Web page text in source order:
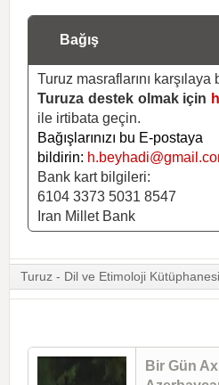
Bağış
Turuz masraflarını
Turuza destek olmak için
ile irtibata geçin.
Bağışlarınızı bu E-postaya
bildirin:
Bank kart bilgileri:
6104 3373 5031 8547
Iran Millet Bank
Turuz - Dil ve Etimoloji Kütüphanesi
Bir Gün